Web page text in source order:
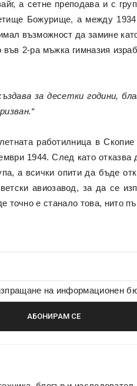
а сетне преподава и с
Божурище, а между
възможност да замине
2-ра мъжка гимназия
за десетки години,
работилница в
1944. След като
а всички опити да бъде
авиозавод, за да се
е станало това, нито
на информационен